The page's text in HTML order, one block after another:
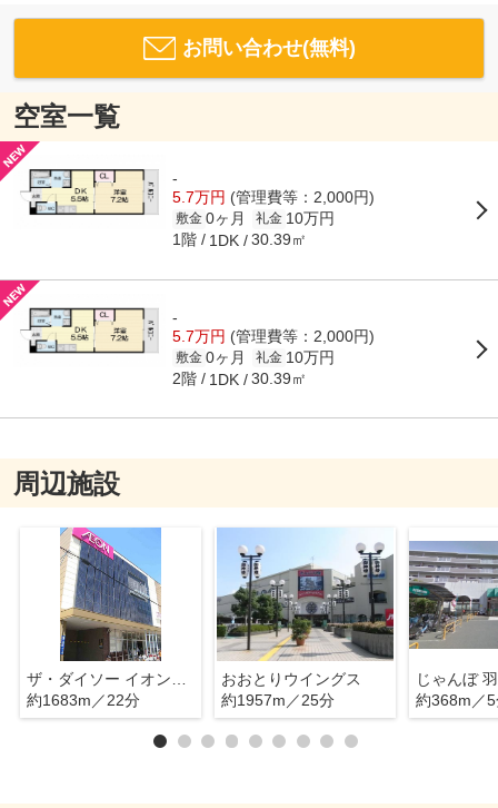
お問い合わせ(無料)
空室一覧
-
5.7万円 (管理費等：2,000円)
敷金 0ヶ月 礼金 10万円
1階 1DK 30.39㎡
-
5.7万円 (管理費等：2,000円)
敷金 0ヶ月 礼金 10万円
2階 1DK 30.39㎡
周辺施設
約1683m／22分
おおとりウイングス
約1957m／25分
じゃんぼ
約368m／